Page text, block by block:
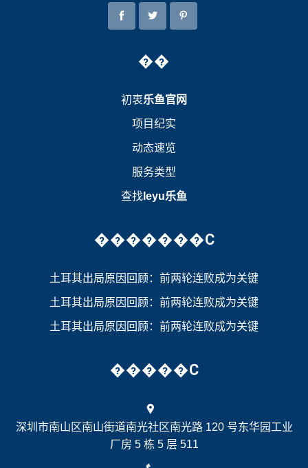
��
初衷乐鱼官网
项目纪实
动态速览
服务类型
查找 leyu乐鱼
�������C
土耳其出局原因回顾：前两轮连败成为关键
土耳其出局原因回顾：前两轮连败成为关键
土耳其出局原因回顾：前两轮连败成为关键
�����C
深圳市南山区南山街道南光社区南光路 120 号东华园工业
厂房 5 栋 5 层 511